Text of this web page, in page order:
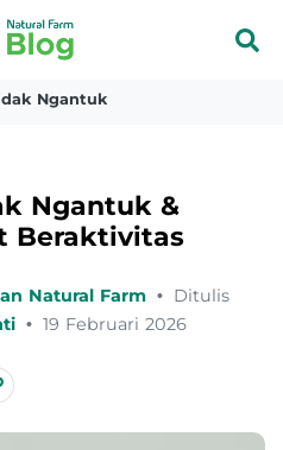
Ngantuk
Ngantuk &
Beraktivitas
Natural Farm • Ditulis
• 19 Februari 2026